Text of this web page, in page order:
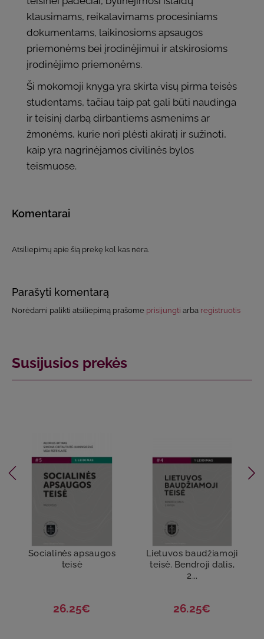
klausimams, reikalavimams procesiniams
dokumentams, laikinosioms apsaugos
priemonėms bei įrodinėjimui ir atskirosioms
įrodinėjimo priemonėms.
Ši mokomoji knyga yra skirta visų pirma teisės
studentams, tačiau taip pat gali būti naudinga
ir teisinį darbą dirbantiems asmenims ar
žmonėms, kurie nori plėsti akiratį ir sužinoti,
kaip yra nagrinėjamos civilinės bylos
teismuose.
Komentarai
Atsiliepimų apie šią prekę kol kas nėra.
Parašyti komentarą
Norėdami palikti atsiliepimą prašome prisijungti arba registruotis
Susijusios prekės
Socialinės apsaugos
teisė
26.25€
Lietuvos baudžiamoji
teisė. Bendroji dalis,
2...
26.25€